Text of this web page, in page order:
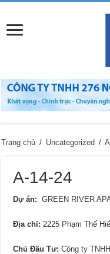
Trang chủ / Uncategorized /
A-14-24
Dự án: GREEN RIVER
Địa chỉ: 2225 Phạm Thế
Chủ Đầu Tư: Công ty